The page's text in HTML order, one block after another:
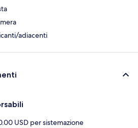
adiacenti
USD per sistemazione